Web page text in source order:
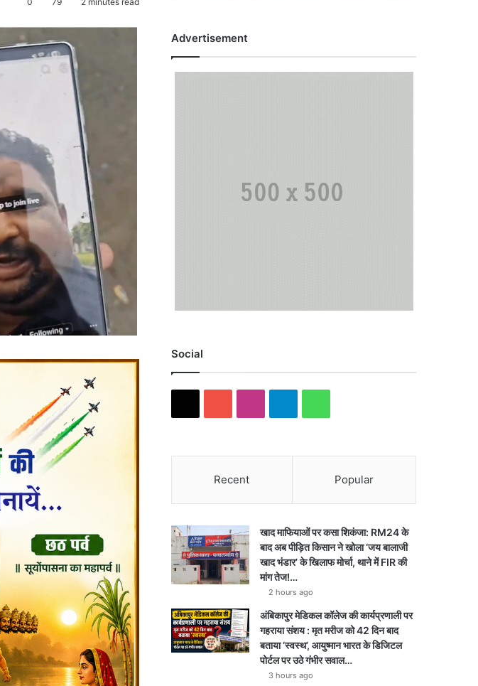
Advertisement
Social
Recent Popular
खाद माफियाओं पर कसा शिकंजा: RM24 के
बाद अब पीड़ित किसान ने खोला ‘जय बालाजी
खाद भंडार’ के खिलाफ मोर्चा, थाने में FIR की
मांग तेज!…
2 hours ago
अंबिकापुर मेडिकल कॉलेज की कार्यप्रणाली पर
गहराया संशय : मृत मरीज को 42 दिन बाद
बताया ‘स्वस्थ’, आयुष्मान भारत के डिजिटल
पोर्टल पर उठे गंभीर सवाल…
3 hours ago